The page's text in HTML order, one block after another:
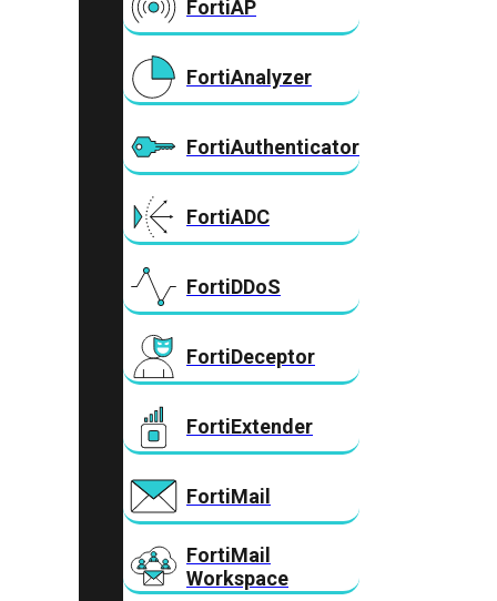
FortiAP
FortiAnalyzer
FortiAuthenticator
FortiADC
FortiDDoS
FortiDeceptor
FortiExtender
FortiMail
FortiMail
Workspace